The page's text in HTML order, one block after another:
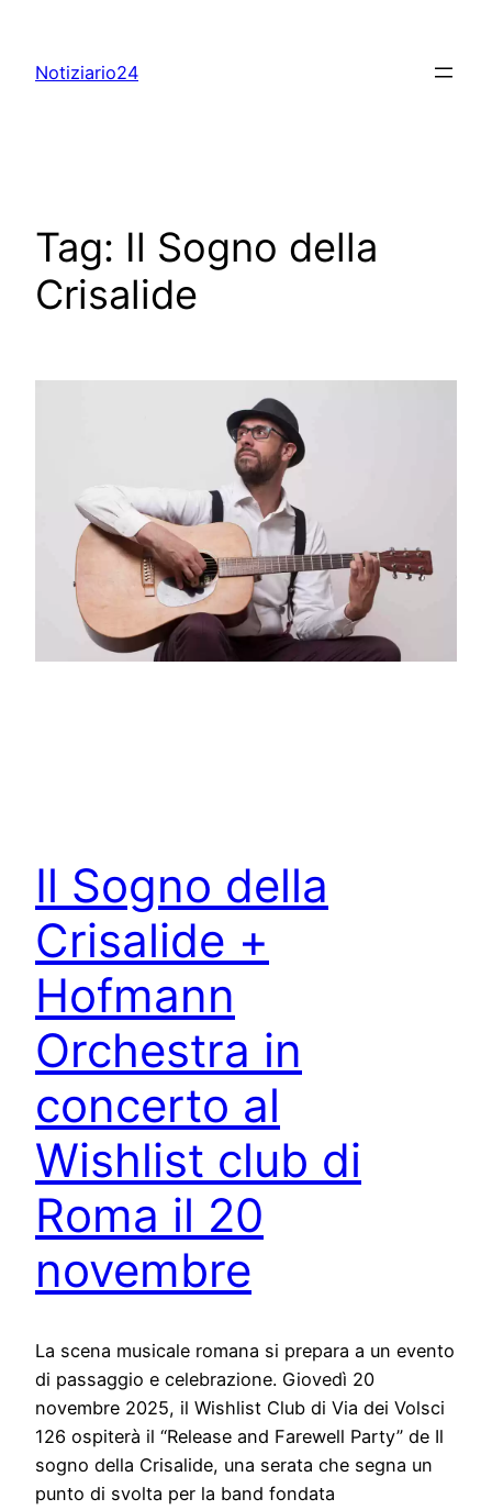
content
Notiziario24
Tag: Il Sogno della
Crisalide
Il Sogno della
Crisalide +
Hofmann
Orchestra in
concerto al
Wishlist club di
Roma il 20
novembre
La scena musicale romana si prepara a un evento
di passaggio e celebrazione. Giovedì 20
novembre 2025, il Wishlist Club di Via dei Volsci
126 ospiterà il “Release and Farewell Party” de Il
sogno della Crisalide, una serata che segna un
punto di svolta per la band fondata